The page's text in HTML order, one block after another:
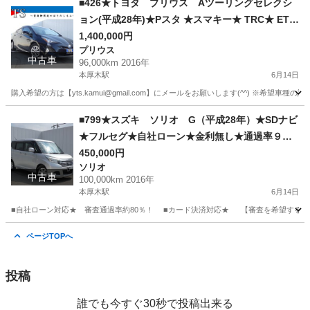
中古車
■426★トヨタ プリウス Aツーリングセレクシ
ョン(平成28年)★Pスタ ★スマキー★ TRC★ ETC
★ クルコン ★Bカメ ★ドラレコ ★純正AW★自社
ローン★金利無し★通過率９０％★車体だけ販売
できる★来店不要で買える★リモート商談できる
1,400,000円
プリウス
96,000km 2016年
本厚木駅 6月14日
購入希望の方は【yts.kamui@gmail.com】にメールをお願いします(^^) ※希望車種
本厚木駅 プリウス
中古車
■799★スズキ ソリオ G（平成28年）★SDナビ
★フルセグ★自社ローン★金利無し★通過率９
０％★車体だけ販売できる★来店不要で買える★
リモート商談できる★神奈川県厚木市発★業者な
ので安心★カスタムも車検もできます★
450,000円
ソリオ
100,000km 2016年
本厚木駅 6月14日
■自社ローン対応★ 審査通過率約80％！ ■カード決済対応★ 【審査を希望する方
ページTOPへ
投稿
誰でも今すぐ30秒で投稿出来る